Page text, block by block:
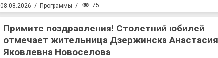
08.08.2026 / Программы / 75
Примите поздравления! Столетний юбилей
отмечает жительница Дзержинска Анастасия
Яковлевна Новоселова